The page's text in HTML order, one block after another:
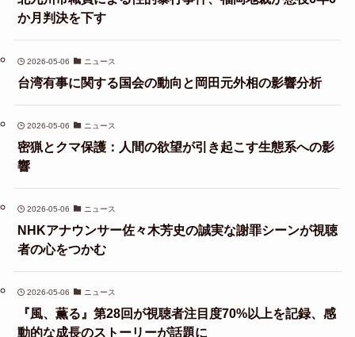
か月判決を下す
2026-05-06 ニュース
台湾有事に関する国会の動向と岡田元外相の影響分析
2026-05-06 ニュース
密猟とクマ保護：人間の欲望が引き起こす生態系への影
響
2026-05-06 ニュース
NHKアナウンサー佐々木芳史の誠実な謝罪シーンが視聴
者の心をつかむ
2026-05-06 ニュース
『風、薫る』第28回が視聴者注目度70%以上を記録、感
動的な成長のストーリーが話題に